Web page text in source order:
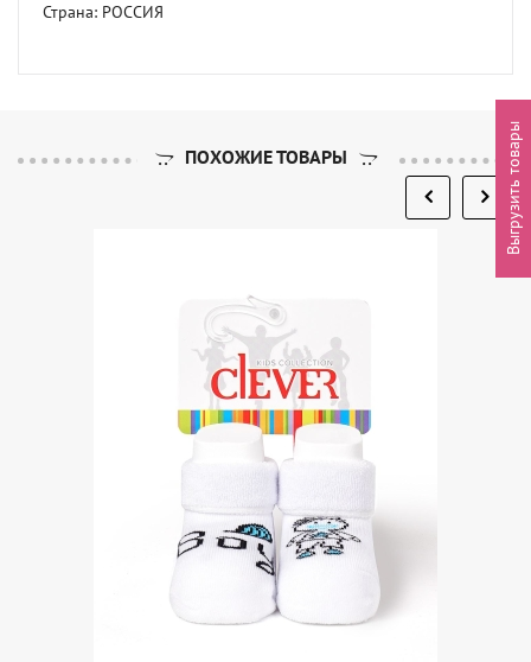
Страна: РОССИЯ
ПОХОЖИЕ ТОВАРЫ Выгрузить товары